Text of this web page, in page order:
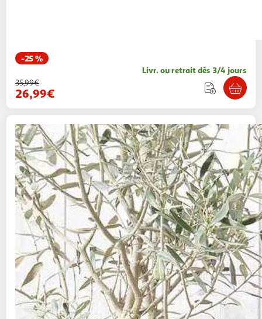
-25 %
Livr. ou retrait dès 3/4 jours
35,99€
26,99€
Douceur d'IntérieurParure de lit 2 pièces
angélia 140x200cm sable
Vendu par Paris Prix